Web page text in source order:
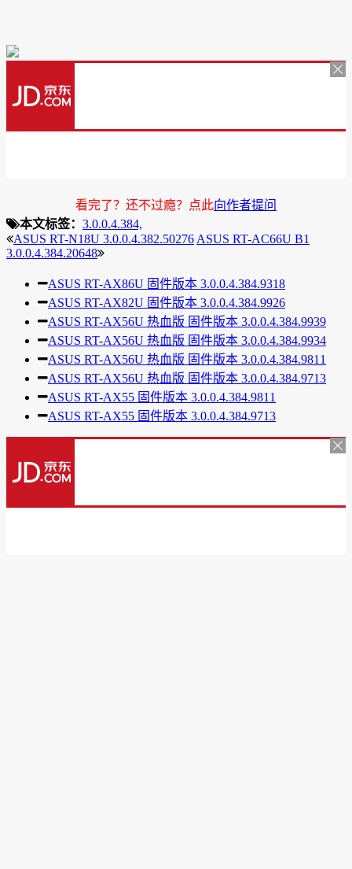
看完了？还不过瘾？点此向作者提问
本文标签： 3.0.0.4.384,
ASUS RT-N18U 3.0.0.4.382.50276 ASUS RT-AC66U B1
3.0.0.4.384.20648
ASUS RT-AX86U 固件版本 3.0.0.4.384.9318
ASUS RT-AX82U 固件版本 3.0.0.4.384.9926
ASUS RT-AX56U 热血版 固件版本 3.0.0.4.384.9939
ASUS RT-AX56U 热血版 固件版本 3.0.0.4.384.9934
ASUS RT-AX56U 热血版 固件版本 3.0.0.4.384.9811
ASUS RT-AX56U 热血版 固件版本 3.0.0.4.384.9713
ASUS RT-AX55 固件版本 3.0.0.4.384.9811
ASUS RT-AX55 固件版本 3.0.0.4.384.9713